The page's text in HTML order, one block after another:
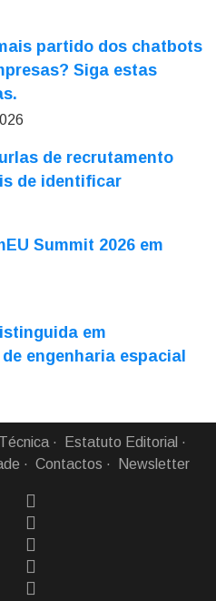
partido dos chatbots
Siga estas
de recrutamento
de identificar
Summit 2026 em
em
engenharia espacial
Estatuto Editorial
Contactos Newsletter